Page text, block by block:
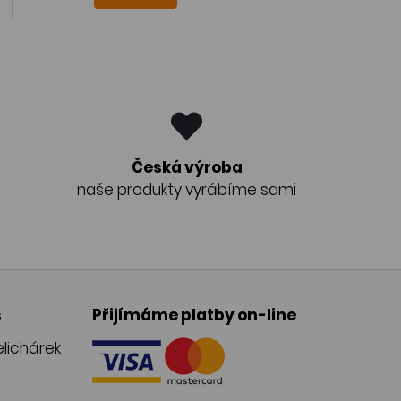
Česká výroba
naše produkty vyrábíme sami
Přijímáme platby on-line